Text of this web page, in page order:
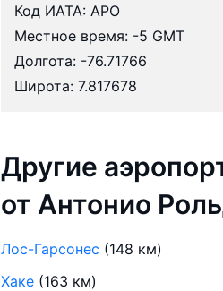
Код ИАТА: APO
Местное время: -5 GMT
Долгота: -76.71766
Широта: 7.817678
Другие
от Антонио
Лос-Гарсонес (148 км)
Хаке (163 км)